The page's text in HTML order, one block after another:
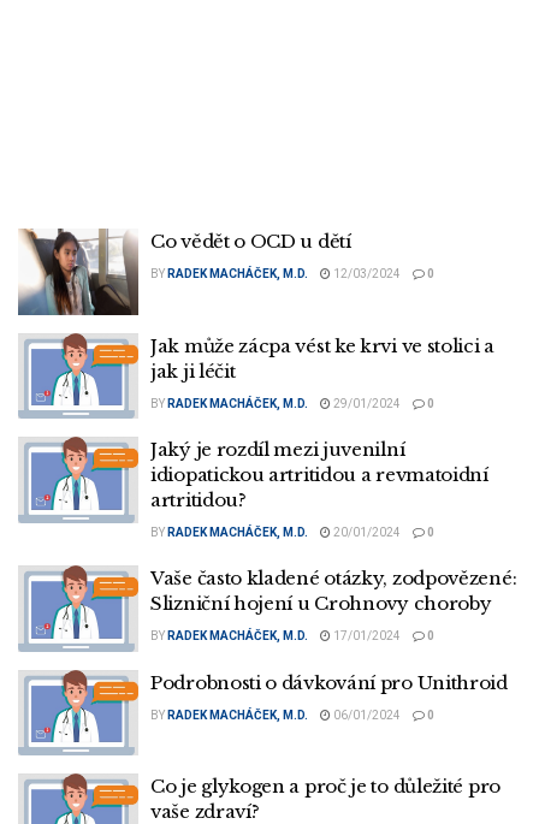
Co vědět o OCD u dětí
BY RADEK MACHÁČEK, M.D. 12/03/2024 0
Jak může zácpa vést ke krvi ve stolici a
jak ji léčit
BY RADEK MACHÁČEK, M.D. 29/01/2024 0
Jaký je rozdíl mezi juvenilní
idiopatickou artritidou a revmatoidní
artritidou?
BY RADEK MACHÁČEK, M.D. 20/01/2024 0
Vaše často kladené otázky, zodpovězené:
Slizniční hojení u Crohnovy choroby
BY RADEK MACHÁČEK, M.D. 17/01/2024 0
Podrobnosti o dávkování pro Unithroid
BY RADEK MACHÁČEK, M.D. 06/01/2024 0
Co je glykogen a proč je to důležité pro
vaše zdraví?